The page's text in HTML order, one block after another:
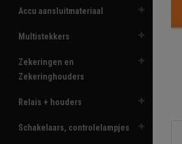
Accu aansluitmateriaal
Multistekkers
Zekeringen en
Zekeringhouders
Relais + houders
Schakelaars, controlelampjes